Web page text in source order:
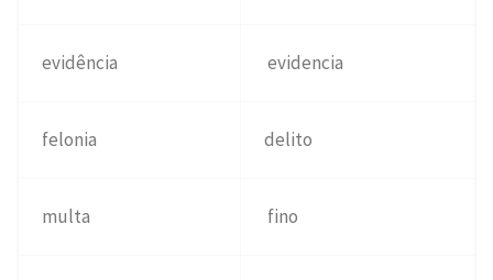
evidência evidencia
felonia delito
multa fino